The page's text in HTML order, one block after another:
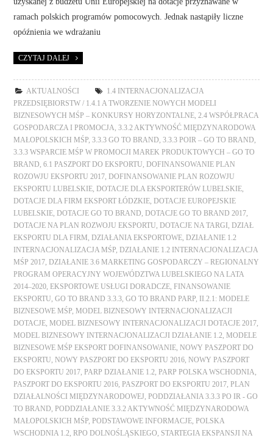
ramach polskich programów pomocowych. Jednak nastąpiły liczne
opóźnienia we wdrażaniu
CZYTAJ DALEJ
AKTUALNOŚCI
1.4 INTERNACJONALIZACJA
PRZEDSIĘBIORSTW / 1.4.1 A TWORZENIE NOWYCH MODELI
BIZNESOWYCH MŚP – KONKURSY HORYZONTALNE 2.4 WSPÓŁPRACA
GOSPODARCZA I PROMOCJA ,3.3.2 AKTYWNOŚĆ MIĘDZYNARODOWA
MAŁOPOLSKICH MŚP ,3.3.3 GO TO BRAND ,3.3.3 POIR – GO TO BRAND
3.3.3 WSPARCIE MŚP W PROMOCJI MAREK PRODUKTOWYCH – GO TO
BRAND ,6.1 PASZPORT DO EKSPORTU ,DOFINANSOWANIE PLAN
ROZOWJU EKSPORTU 2017 ,DOFINANSOWANIE PLAN ROZOWJU
EKSPORTU LUBELSKIE ,DOTACJE DLA EKSPORTERÓW LUBELSKIE
DOTACJE DLA FIRM EKSPORT ŁÓDZKIE ,DOTACJE EUROPEJSKIE
LUBELSKIE ,DOTACJE GO TO BRAND ,DOTACJE GO TO BRAND 2017
DOTACJE NA PLAN ROZWOJU EKSPORTU ,DOTACJE NA TARGI ,DZIAŁ
EKSPORTU DLA FIRM ,DZIAŁANIA EKSPORTOWE ,DZIAŁANIE 1.2
INTERNACJONALIZACJA MŚP ,DZIAŁANIE 1.2 INTERNACJONALIZACJA
MŚP 2017 ,DZIAŁANIE 3.6 MARKETING GOSPODARCZY – REGIONALNY
PROGRAM OPERACYJNY WOJEWÓDZTWA LUBELSKIEGO NA LATA
2014–2020 ,EKSPORTOWE USŁUGI DORADCZE ,FINANSOWANIE
EKSPORTU ,GO TO BRAND 3.3.3 ,GO TO BRAND PARP
II.2.1: MODELE
BIZNESOWE MŚP ,MODEL BIZNESOWY INTERNACJONALIZACJI
DOTACJE ,MODEL BIZNESOWY INTERNACJONALIZACJI DOTACJE 2017
MODEL BIZNESOWY INTERNACJONALIZACJI DZIAŁANIE 1.2 ,MODELE
BIZNESOWE MŚP EKSPORT DOFINANSOWANIE ,NOWY PASZPORT DO
EKSPORTU ,NOWY PASZPORT DO EKSPORTU 2016 ,NOWY PASZPORT
DO EKSPORTU 2017 ,PARP DZIAŁANIE 1.2 ,PARP POLSKA WSCHODNIA
PASZPORT DO EKSPORTU 2016 ,PASZPORT DO EKSPORTU 2017 ,PLAN
DZIAŁALNOŚCI MIĘDZYNARODOWEJ ,PODDZIAŁANIA 3.3.3 PO IR - GO
TO BRAND ,PODDZIAŁANIE 3.3.2 AKTYWNOŚĆ MIĘDZYNARODOWA
MAŁOPOLSKICH MŚP ,PODSTAWOWE INFORMACJE ,POLSKA
WSCHODNIA 1.2 ,RPO DOLNOŚLĄSKIEGO
STARTEGIA EKSPANSJI NA